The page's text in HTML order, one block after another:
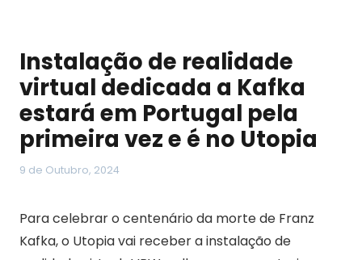
Instalação de realidade
virtual dedicada a Kafka
estará em Portugal pela
primeira vez e é no Utopia
9 de Outubro, 2024
Para celebrar o centenário da morte de Franz
Kafka, o Utopia vai receber a instalação de